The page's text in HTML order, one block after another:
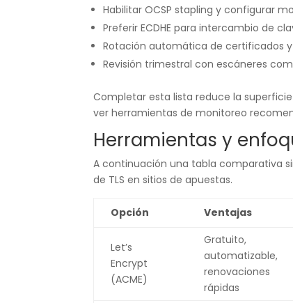
Habilitar OCSP stapling y configurar
Preferir ECDHE para intercambio de
Rotación automática de certificados y
Revisión trimestral con escáneres
Completar esta lista reduce la
ver herramientas de monitoreo
Herramientas y
A continuación una tabla comparativa
de TLS en sitios de apuestas.
Opción Ventajas
Let’s
Encrypt
(ACME)
Gratuito,
automatizable,
renovaciones
rápidas